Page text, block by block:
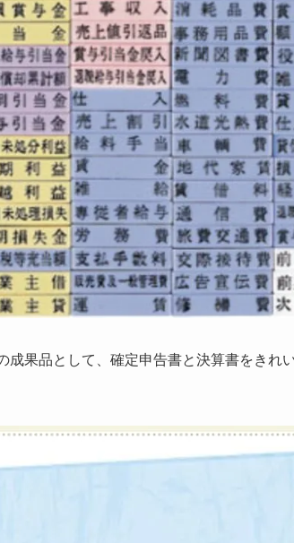
成果品として、確定申告書と決算書をきれ